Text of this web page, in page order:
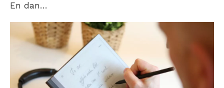
En dan…